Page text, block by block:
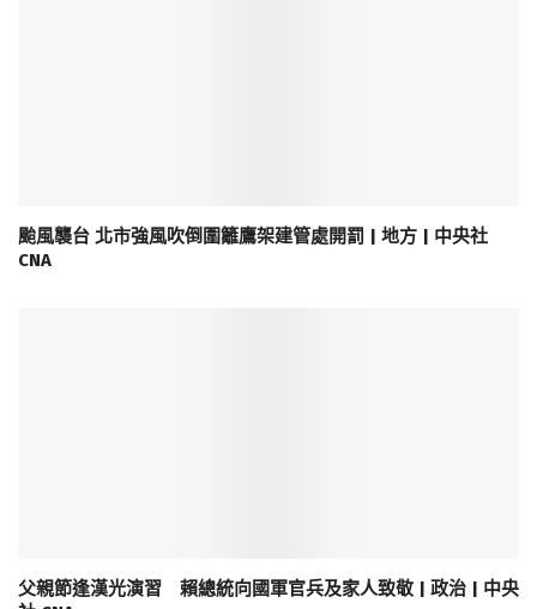
颱風襲台 北市強風吹倒圍籬鷹架建管處開罰 | 地方 | 中央社
CNA
父親節逢漢光演習 賴總統向國軍官兵及家人致敬 | 政治 | 中央